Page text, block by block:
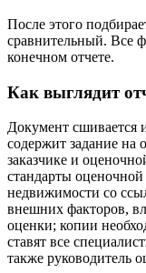
После этого
сравнительный. Все
конечном отчете.
Как выглядит
Документ сшивается
содержит задание
заказчике и
стандарты оценочной
недвижимости со
внешних факторов,
оценки; копии
ставят все
также руководитель